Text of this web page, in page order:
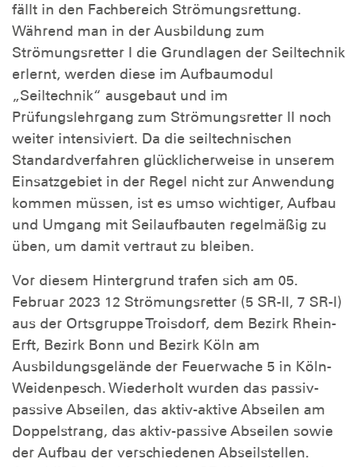
fällt in den Fachbereich Strömungsrettung.
Während man in der Ausbildung zum
Strömungsretter I die Grundlagen der Seiltechnik
erlernt, werden diese im Aufbaumodul
„Seiltechnik“ ausgebaut und im
Prüfungslehrgang zum Strömungsretter II noch
weiter intensiviert. Da die seiltechnischen
Standardverfahren glücklicherweise in unserem
Einsatzgebiet in der Regel nicht zur Anwendung
kommen müssen, ist es umso wichtiger, Aufbau
und Umgang mit Seilaufbauten regelmäßig zu
üben, um damit vertraut zu bleiben.
Vor diesem Hintergrund trafen sich am 05.
Februar 2023 12 Strömungsretter (5 SR-II, 7 SR-I)
aus der Ortsgruppe Troisdorf, dem Bezirk Rhein-
Erft, Bezirk Bonn und Bezirk Köln am
Ausbildungsgelände der Feuerwache 5 in Köln-
Weidenpesch. Wiederholt wurden das passiv-
passive Abseilen, das aktiv-aktive Abseilen am
Doppelstrang, das aktiv-passive Abseilen sowie
der Aufbau der verschiedenen Abseilstellen.